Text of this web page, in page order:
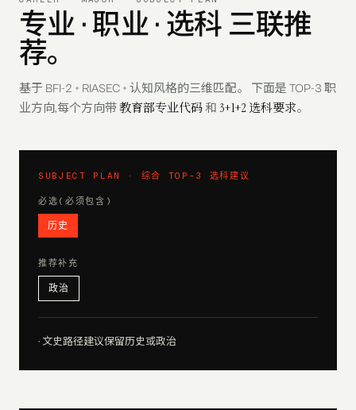
专业 · 职业 · 选科 三联推
荐。
基于 BFI-2 + RIASEC + 认知风格的三维匹配。 下面是 TOP-3 职
业方向,每个方向带教育部专业代码和 3+1+2 选科要求。
SUBJECT PLAN · 综合 TOP-3 选科建议
必选(必须包含)
历史
推荐补充
政治
· 文史路径建议保留历史或政治